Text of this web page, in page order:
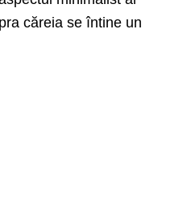
căreia se întine un